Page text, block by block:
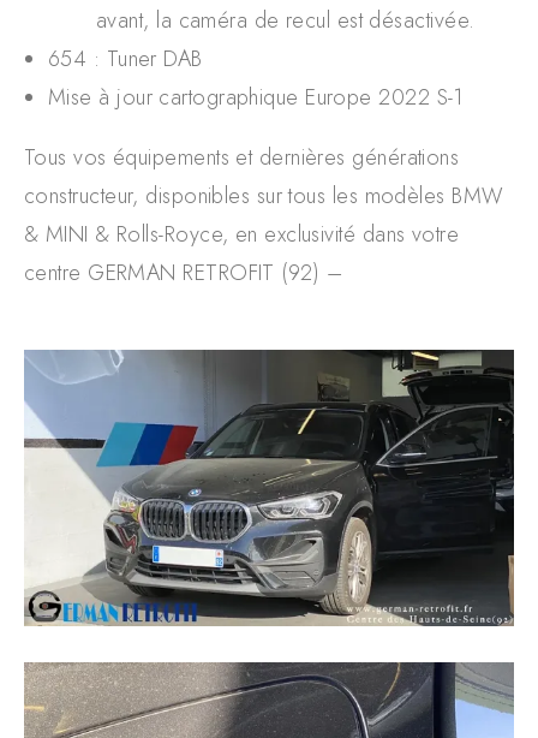
avant, la caméra de recul est désactivée.
654 : Tuner DAB
Mise à jour cartographique Europe 2022 S-1
Tous vos équipements et dernières générations
constructeur, disponibles sur tous les modèles BMW
& MINI & Rolls-Royce, en exclusivité dans votre
centre GERMAN RETROFIT (92) –